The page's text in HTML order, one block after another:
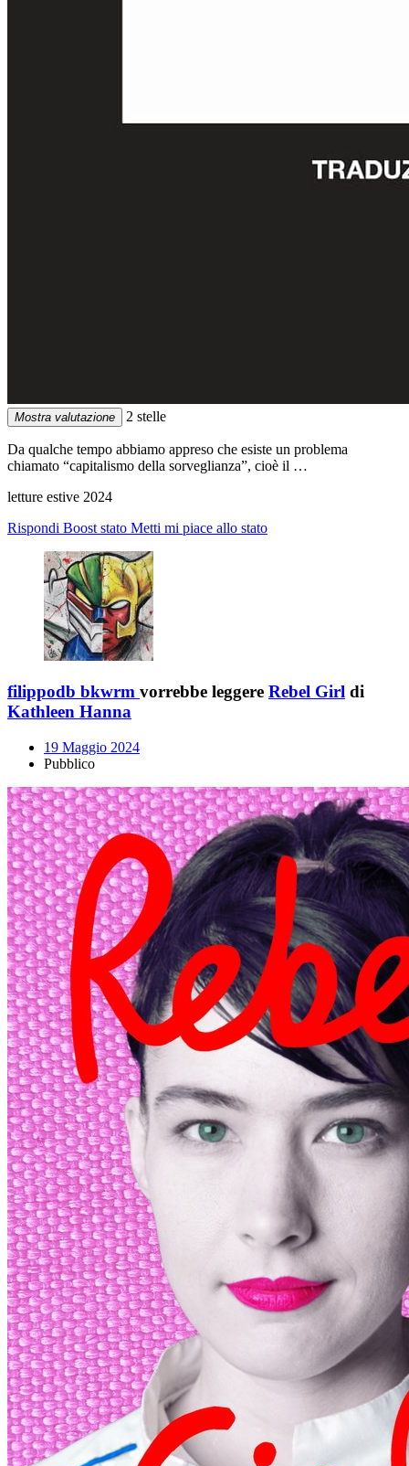
Mostra valutazione 2 stelle
Da qualche tempo abbiamo appreso che esiste un problema
chiamato “capitalismo della sorveglianza”, cioè il …
letture estive 2024
Rispondi Boost stato Metti mi piace allo stato
filippodb bkwrm vorrebbe leggere Rebel Girl di
Kathleen Hanna
19 Maggio 2024
Pubblico